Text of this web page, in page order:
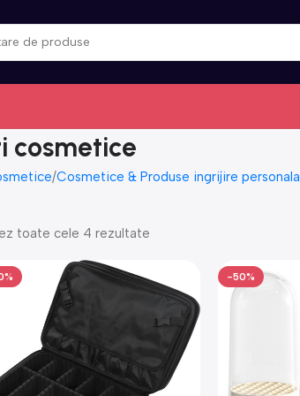
cosmetice
Cosmetice & Produse ingrijire personala
toate cele 4 rezultate
-50%